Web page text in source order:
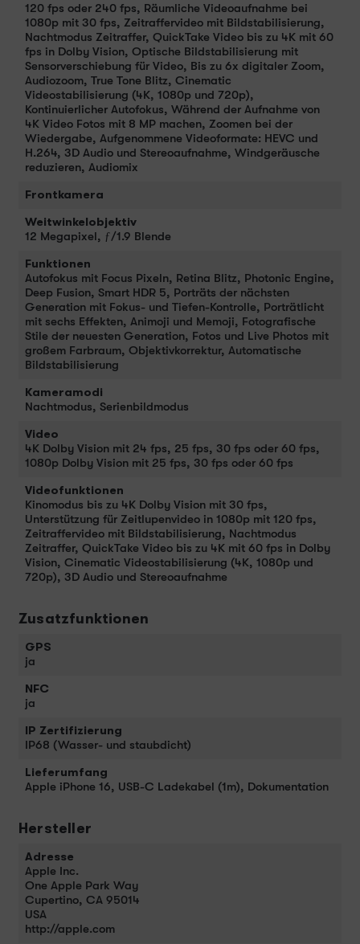
120 fps oder 240 fps, Räumliche Videoaufnahme bei
1080p mit 30 fps, Zeitraffervideo mit Bildstabilisierung,
Nachtmodus Zeitraffer, QuickTake Video bis zu 4K mit 60
fps in Dolby Vision, Optische Bildstabilisierung mit
Sensorverschiebung für Video, Bis zu 6x digitaler Zoom,
Audiozoom, True Tone Blitz, Cinematic
Videostabilisierung (4K, 1080p und 720p),
Kontinuierlicher Autofokus, Während der Aufnahme von
4K Video Fotos mit 8 MP machen, Zoomen bei der
Wiedergabe, Aufgenommene Video­formate: HEVC und
H.264, 3D Audio und Stereoaufnahme, Windgeräusche
reduzieren, Audiomix
Frontkamera
Weitwinkelobjektiv
12 Megapixel, ƒ/1.9 Blende
Funktionen
Autofokus mit Focus Pixeln, Retina Blitz, Photonic Engine,
Deep Fusion, Smart HDR 5, Porträts der nächsten
Generation mit Fokus- und Tiefen-Kontrolle, Porträtlicht
mit sechs Effekten, Animoji und Memoji, Fotografische
Stile der neuesten Generation, Fotos und Live Photos mit
großem Farbraum, Objektivkorrektur, Automatische
Bildstabilisierung
Kameramodi
Nachtmodus, Serienbildmodus
Video
4K Dolby Vision mit 24 fps, 25 fps, 30 fps oder 60 fps,
1080p Dolby Vision mit 25 fps, 30 fps oder 60 fps
Videofunktionen
Kinomodus bis zu 4K Dolby Vision mit 30 fps,
Unterstützung für Zeitlupenvideo in 1080p mit 120 fps,
Zeitraffervideo mit Bildstabilisierung, Nachtmodus
Zeitraffer, QuickTake Video bis zu 4K mit 60 fps in Dolby
Vision, Cinematic Videostabilisierung (4K, 1080p und
720p), 3D Audio und Stereoaufnahme
Zusatzfunktionen
GPS
ja
NFC
ja
IP Zertifizierung
IP68 (Wasser- und staubdicht)
Lieferumfang
Apple iPhone 16, USB-C Ladekabel (1m), Dokumentation
Hersteller
Adresse
Apple Inc.
One Apple Park Way
Cupertino, CA 95014
USA
http://apple.com